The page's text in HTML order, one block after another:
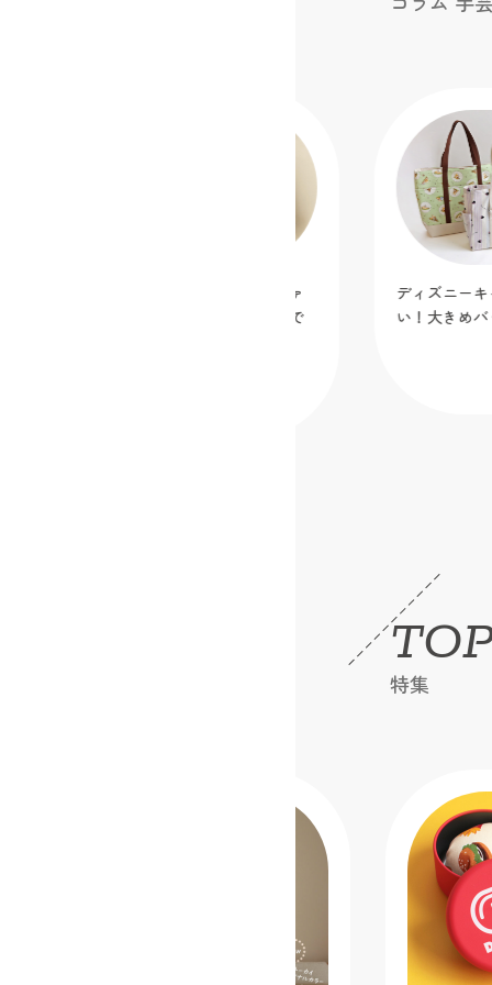
【新作無料作り図公開】「真ん中ファ
スナーポーチ」を蛍光メッシュ生地で
ディズニー
い！大きめ
特集